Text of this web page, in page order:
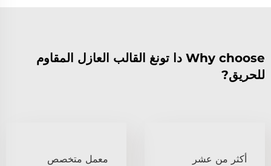
Why choose دا تونغ القالب العازل المقاوم
للحريق?
أكثر من عشر
معمل متخصص